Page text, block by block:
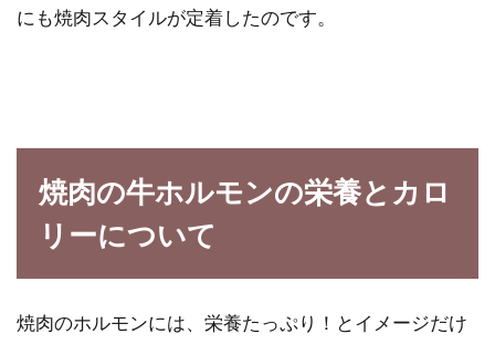
幼い頃か...
乳のカロリー・レシピ
ダイエットや筋トレをしていると、食材やおか
ずのカロリーに敏感になりますよね。美しく、
にも焼肉スタイルが定着したのです。
焼肉の牛ホルモンの栄養とカロ
リーについて
焼肉のホルモンには、栄養たっぷり！とイメージだけ